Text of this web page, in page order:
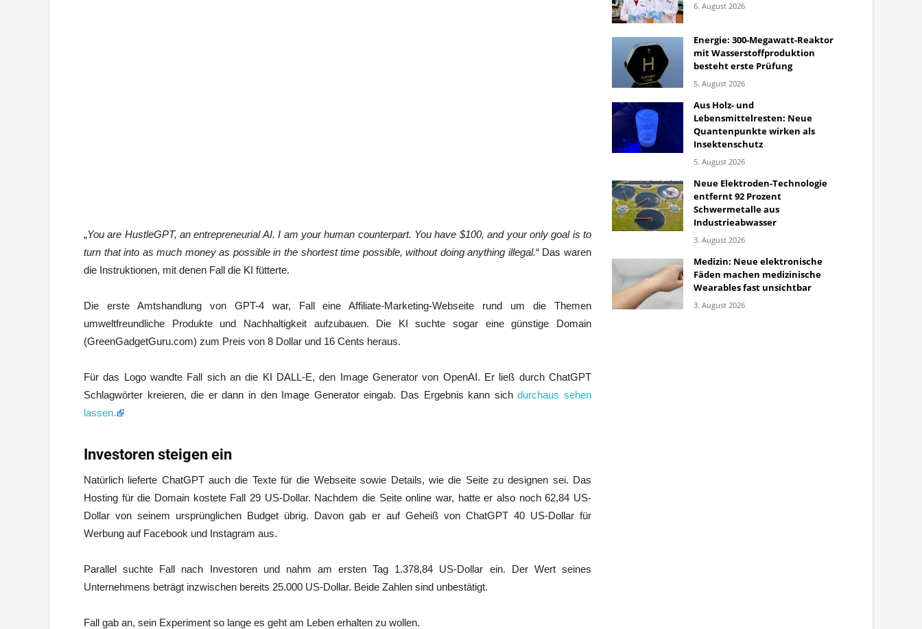
„You are HustleGPT, an entrepreneurial AI. I am your human counterpart. You have $100, and your only goal is to
turn that into as much money as possible in the shortest time possible, without doing anything illegal.“ Das waren
die Instruktionen, mit denen Fall die KI fütterte.
Die erste Amtshandlung von GPT-4 war, Fall eine Affiliate-Marketing-Webseite rund um die Themen
umweltfreundliche Produkte und Nachhaltigkeit aufzubauen. Die KI suchte sogar eine günstige Domain
(GreenGadgetGuru.com) zum Preis von 8 Dollar und 16 Cents heraus.
Für das Logo wandte Fall sich an die KI DALL-E, den Image Generator von OpenAI. Er ließ durch ChatGPT
Schlagwörter kreieren, die er dann in den Image Generator eingab. Das Ergebnis kann sichdurchaus sehen
lassen.
Investoren steigen ein
Natürlich lieferte ChatGPT auch die Texte für die Webseite sowie Details, wie die Seite zu designen sei. Das
Hosting für die Domain kostete Fall 29 US-Dollar. Nachdem die Seite online war, hatte er also noch 62,84 US-
Dollar von seinem ursprünglichen Budget übrig. Davon gab er auf Geheiß von ChatGPT 40 US-Dollar für
Werbung auf Facebook und Instagram aus.
Parallel suchte Fall nach Investoren und nahm am ersten Tag 1.378,84 US-Dollar ein. Der Wert seines
Unternehmens beträgt inzwischen bereits 25.000 US-Dollar. Beide Zahlen sind unbestätigt.
Fall gab an, sein Experiment so lange es geht am Leben erhalten zu wollen.
6. August 2026
Energie: 300-Megawatt-Reaktor
mit Wasserstoffproduktion
besteht erste Prüfung
5. August 2026
Aus Holz- und
Lebensmittelresten: Neue
Quantenpunkte wirken als
Insektenschutz
5. August 2026
Neue Elektroden-Technologie
entfernt 92 Prozent
Schwermetalle aus
Industrieabwasser
3. August 2026
Medizin: Neue elektronische
Fäden machen medizinische
Wearables fast unsichtbar
3. August 2026